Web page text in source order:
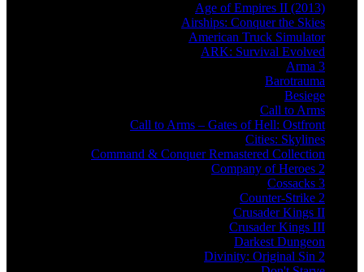
Age of Empires II (2013)
Airships: Conquer the Skies
American Truck Simulator
ARK: Survival Evolved
Arma 3
Barotrauma
Besiege
Call to Arms
Call to Arms – Gates of Hell: Ostfront
Cities: Skylines
Command & Conquer Remastered Collection
Company of Heroes 2
Cossacks 3
Counter-Strike 2
Crusader Kings II
Crusader Kings III
Darkest Dungeon
Divinity: Original Sin 2